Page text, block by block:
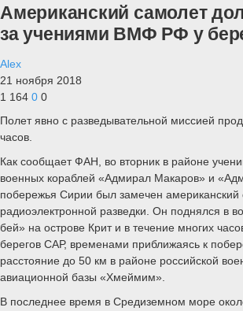
Американский самолет
за учениями ВМФ РФ у
Alex
21 ноября 2018
1 164 0 0
Полет явно с разведывательной миссией
часов.
Как сообщает ФАН, во вторник в районе
военных кораблей «Адмирал Макаров» и
побережья Сирии был замечен американский
радиоэлектронной разведки. Он поднялся в
бей» на острове Крит и в течение многих
берегов САР, временами приближаясь к
расстояние до 50 км в районе российской
авиационной базы «Хмеймим».
В последнее время в Средиземном море